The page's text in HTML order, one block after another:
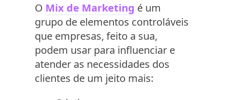
O Mix de Marketing é um
grupo de elementos controláveis
que empresas, feito a sua,
podem usar para influenciar e
atender as necessidades dos
clientes de um jeito mais: